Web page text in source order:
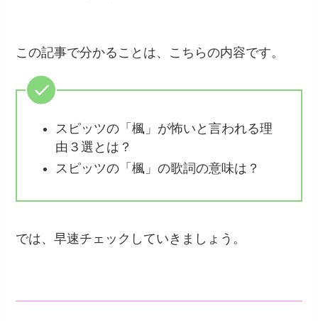
この記事で分かることは、こちらの内容です。
スピッツの「楓」が怖いと言われる理
由３選とは？
スピッツの「楓」の歌詞の意味は？
では、早速チェックしていきましょう。